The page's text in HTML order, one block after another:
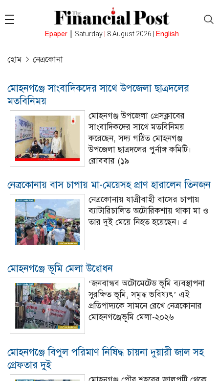
Epaper| Saturday 8 August 2026 | English
হোম নেত্রকোনা
মোহনগঞ্জে সাংবাদিকদের সাথে উপজেলা ছাত্রদলের
মতবিনিময়
মোহনগঞ্জ উপজেলা প্রেসক্লাবের
সাংবাদিকদের সাথে মতবিনিময়
করেছেন, সদ্য গঠিত মোহনগঞ্জ
উপজেলা ছাত্রদলের পুর্নাঙ্গ কমিটি।
রোববার (১৯
নেত্রকোনায় বাস চাপায় মা-মেয়েসহ প্রাণ হারালেন তিনজন
নেত্রকোনায় যাত্রীবাহী বাসের চাপায়
ব্যাটারিচালিত অটোরিকশায় থাকা মা ও
তার দুই মেয়ে নিহত হয়েছেন। এ
মোহনগঞ্জে ভূমি মেলা উদ্বোধন
‘জনবান্ধব অটোমেটেড ভূমি ব্যবস্থাপনা
সুরক্ষিত ভূমি, সমৃদ্ধ ভবিষ্যৎ’ এই
প্রতিপাদ্যকে সামনে রেখে নেত্রকোনার
মোহনগঞ্জেভূমি মেলা-২০২৬
মোহনগঞ্জে বিপুল পরিমাণ নিষিদ্ধ চায়না দুয়ারী জাল সহ
গ্রেফতার দুই